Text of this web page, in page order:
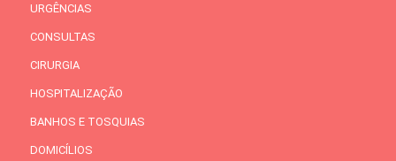
URGÊNCIAS
CONSULTAS
CIRURGIA
HOSPITALIZAÇÃO
BANHOS E TOSQUIAS
DOMICÍLIOS